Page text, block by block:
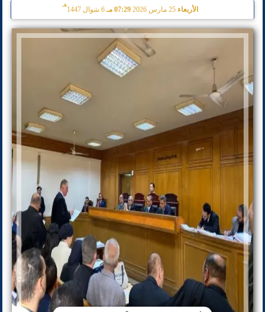
الأربعاء 07:29 مـ 6 شوال 1447
هـ